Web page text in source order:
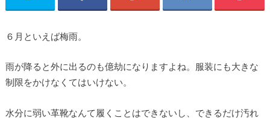
６月といえば梅雨。
雨が降ると外に出るのも億劫になりますよね。服装にも大きな
制限をかけなくてはいけない。
水分に弱い革靴なんて履くことはできないし、できるだけ汚れ